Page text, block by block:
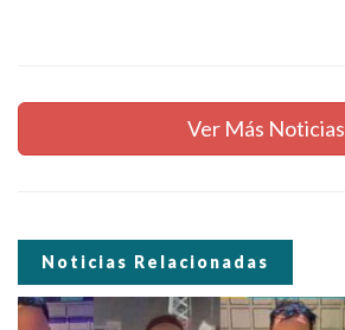
Ver Más Noticias
Noticias Relacionadas